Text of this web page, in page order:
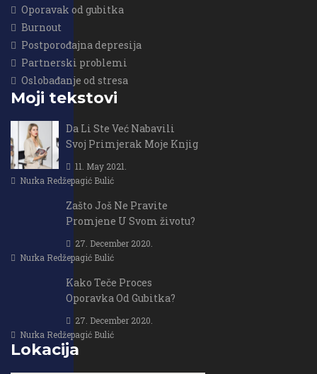
Oporavak od gubitka
Burnout
Postporođajna depresija
Partnerski problemi
Oslobađanje od stresa
Moji tekstovi
Da Li Ste Već Nabavili
Svoj Primjerak Moje Knjig
11. May 2021.
Nurka Redžepagić Bulić
Zašto Još Ne Pravite
Promjene U Svom životu?
27. December 2020.
Nurka Redžepagić Bulić
Kako Teče Proces
Oporavka Od Gubitka?
27. December 2020.
Nurka Redžepagić Bulić
Lokacija